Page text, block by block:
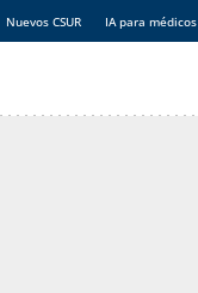
Nuevos CSUR IA para médicos